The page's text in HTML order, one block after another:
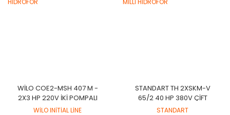
WİLO COE2-MSH 407 M -
2X3 HP 220V İKİ POMPALI
YATAY MİLLİ HİDROFOR
WİLO INİTİAL LİNE
STANDART TH 2XSKM-V
65/2 40 HP 380V ÇİFT
POMPALI DÜŞEY MİLLİ
STANDART